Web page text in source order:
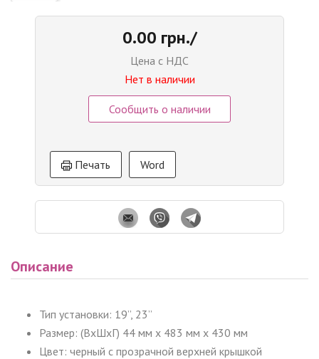
0.00 грн./
Цена с НДС
Нет в наличии
Сообщить о наличии
Печать Word
Описание
Тип установки: 19’’, 23’’
Размер: (ВxШxГ) 44 мм x 483 мм x 430 мм
Цвет: черный с прозрачной верхней крышкой